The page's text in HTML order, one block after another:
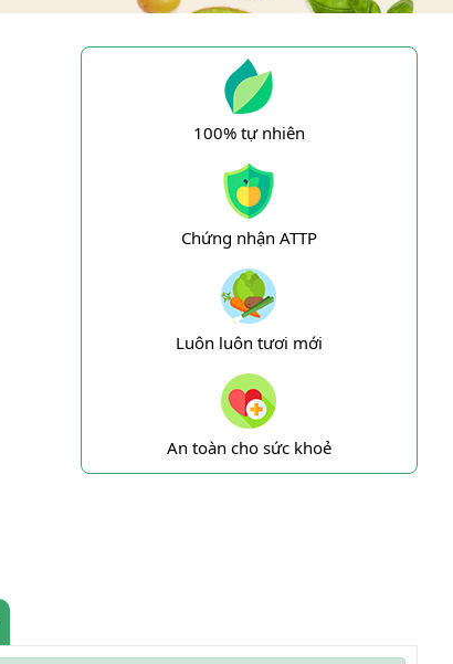
100% tự nhiên
Chứng nhận ATTP
Luôn luôn tươi mới
An toàn cho sức khoẻ